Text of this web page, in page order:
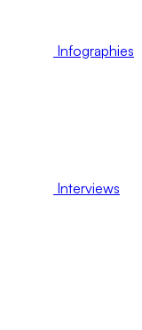
Infographies
Interviews